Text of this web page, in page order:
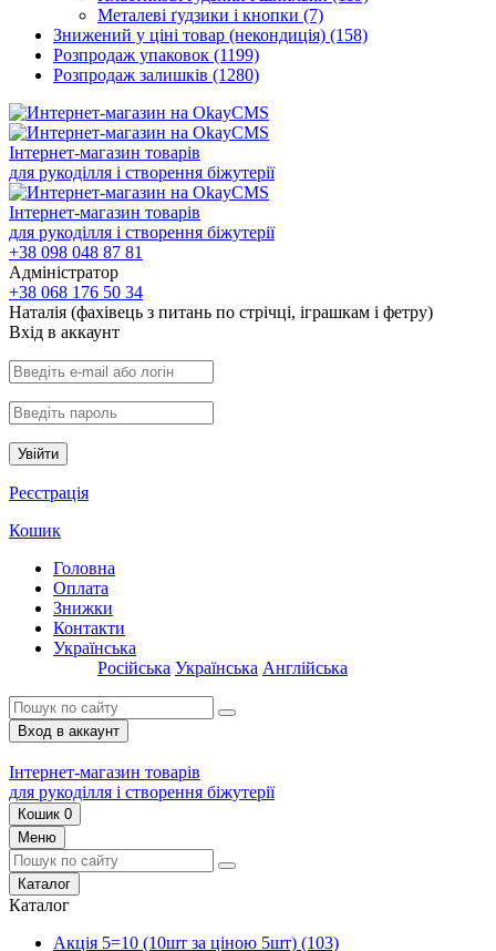
Металеві ґудзики і кнопки (7)
Знижений у ціні товар (некондиція) (158)
Розпродаж упаковок (1199)
Розпродаж залишків (1280)
Інтернет-магазин товарів
для рукоділля і створення біжутерії
Інтернет-магазин товарів
для рукоділля і створення біжутерії
+38 098 048 87 81
Адміністратор
+38 068 176 50 34
Наталія (фахівець з питань по стрічці, іграшкам і фетру)
Вхiд в аккаунт
Увійти
Реєстрація
Кошик
Головна
Оплата
Знижки
Контакти
Українська
Російська Українська Англійська
Вход в аккаунт
Інтернет-магазин товарів
для рукоділля і створення біжутерії
Кошик 0
Меню
Каталог
Каталог
Акція 5=10 (10шт за ціною 5шт) (103)